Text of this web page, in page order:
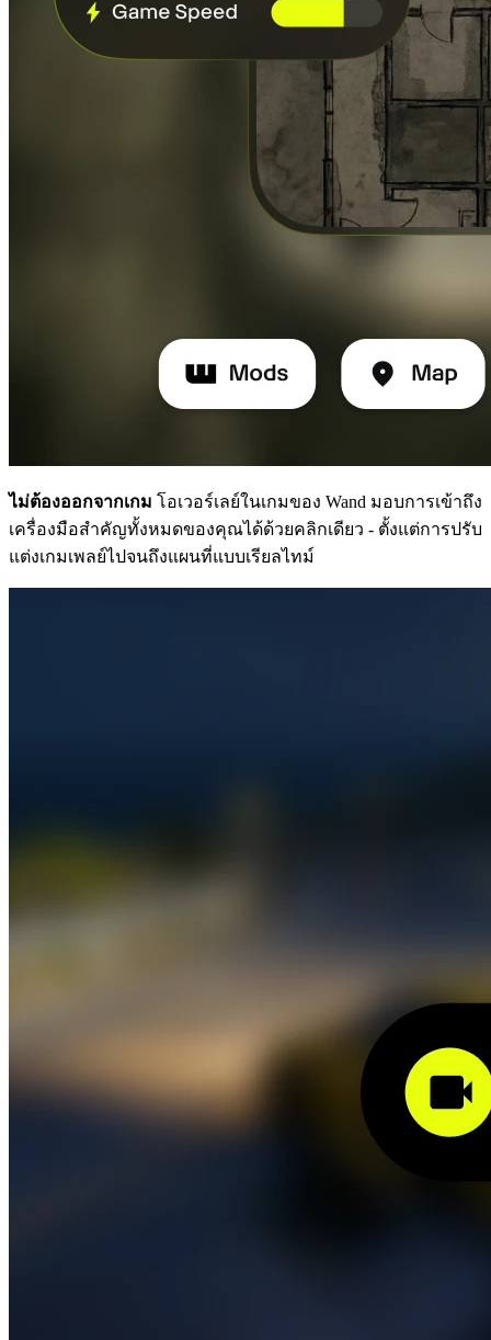
ไม่ต้องออกจากเกม โอเวอร์เลย์ในเกมของ Wand มอบการเข้าถึง
เครื่องมือสำคัญทั้งหมดของคุณได้ด้วยคลิกเดียว - ตั้งแต่การปรับ
แต่งเกมเพลย์ไปจนถึงแผนที่แบบเรียลไทม์